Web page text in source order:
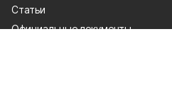
Статьи
Официальные документы